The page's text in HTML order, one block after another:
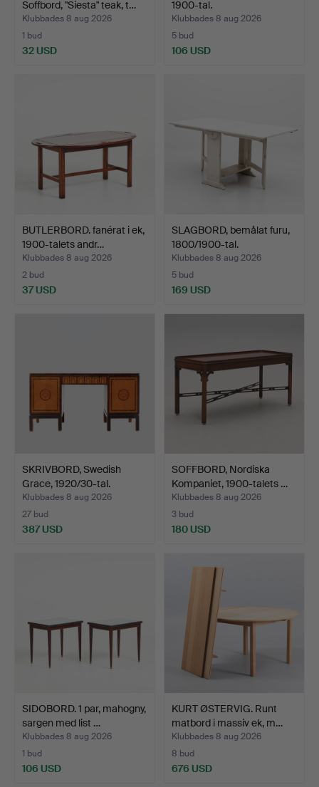
Soffbord, "Siesta" teak, t…
Klubbades 8 aug 2026
1 bud
32 USD
1900-tal.
Klubbades 8 aug 2026
5 bud
106 USD
BUTLERBORD. fanérat i ek,
1900-talets andr…
Klubbades 8 aug 2026
2 bud
37 USD
SLAGBORD, bemålat furu,
1800/1900-tal.
Klubbades 8 aug 2026
5 bud
169 USD
SKRIVBORD, Swedish
Grace, 1920/30-tal.
Klubbades 8 aug 2026
27 bud
387 USD
SOFFBORD, Nordiska
Kompaniet, 1900-talets …
Klubbades 8 aug 2026
3 bud
180 USD
SIDOBORD. 1 par, mahogny,
sargen med list …
Klubbades 8 aug 2026
1 bud
106 USD
KURT ØSTERVIG. Runt
matbord i massiv ek, m…
Klubbades 8 aug 2026
8 bud
676 USD